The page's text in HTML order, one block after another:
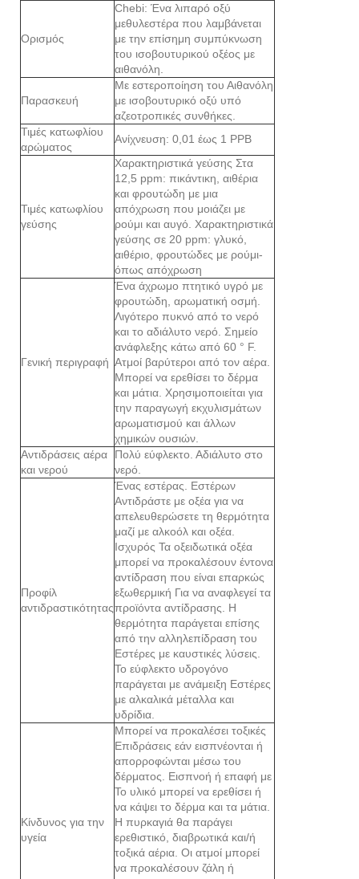
Ορισμός
Chebi: Ένα λιπαρό οξύ
μεθυλεστέρα που λαμβάνεται
με την επίσημη συμπύκνωση
του ισοβουτυρικού οξέος με
αιθανόλη.
Παρασκευή
Με εστεροποίηση του Αιθανόλη
με ισοβουτυρικό οξύ υπό
αζεοτροπικές συνθήκες.
Τιμές κατωφλίου
αρώματος
Ανίχνευση: 0,01 έως 1 PPB
Τιμές κατωφλίου
γεύσης
Χαρακτηριστικά γεύσης Στα
12,5 ppm: πικάντικη, αιθέρια
και φρουτώδη με μια
απόχρωση που μοιάζει με
ρούμι και αυγό. Χαρακτηριστικά
γεύσης σε 20 ppm: γλυκό,
αιθέριο, φρουτώδες με ρούμι-
όπως απόχρωση
Γενική περιγραφή
Ένα άχρωμο πτητικό υγρό με
φρουτώδη, αρωματική οσμή.
Λιγότερο πυκνό από το νερό
και το αδιάλυτο νερό. Σημείο
ανάφλεξης κάτω από 60 ° F.
Ατμοί βαρύτεροι από τον αέρα.
Μπορεί να ερεθίσει το δέρμα
και μάτια. Χρησιμοποιείται για
την παραγωγή εκχυλισμάτων
αρωματισμού και άλλων
χημικών ουσιών.
Αντιδράσεις αέρα
και νερού
Πολύ εύφλεκτο. Αδιάλυτο στο
νερό.
Προφίλ
αντιδραστικότητας
Ένας εστέρας. Εστέρων
Αντιδράστε με οξέα για να
απελευθερώσετε τη θερμότητα
μαζί με αλκοόλ και οξέα.
Ισχυρός Τα οξειδωτικά οξέα
μπορεί να προκαλέσουν έντονα
αντίδραση που είναι επαρκώς
εξωθερμική Για να αναφλεγεί τα
προϊόντα αντίδρασης. Η
θερμότητα παράγεται επίσης
από την αλληλεπίδραση του
Εστέρες με καυστικές λύσεις.
Το εύφλεκτο υδρογόνο
παράγεται με ανάμειξη Εστέρες
με αλκαλικά μέταλλα και
υδρίδια.
Κίνδυνος για την
υγεία
Μπορεί να προκαλέσει τοξικές
Επιδράσεις εάν εισπνέονται ή
απορροφώνται μέσω του
δέρματος. Εισπνοή ή επαφή με
Το υλικό μπορεί να ερεθίσει ή
να κάψει το δέρμα και τα μάτια.
Η πυρκαγιά θα παράγει
ερεθιστικό, διαβρωτικά και/ή
τοξικά αέρια. Οι ατμοί μπορεί
να προκαλέσουν ζάλη ή